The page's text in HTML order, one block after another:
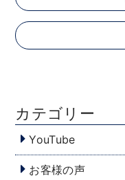
カテゴリー
YouTube
お客様の声